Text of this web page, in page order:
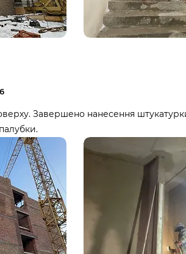
Завершено нанесення